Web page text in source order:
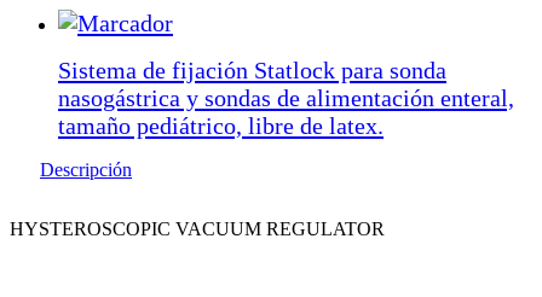
Sistema de fijación Statlock para sonda
nasogástrica y sondas de alimentación enteral,
tamaño pediátrico, libre de latex.
Descripción
HYSTEROSCOPIC VACUUM REGULATOR